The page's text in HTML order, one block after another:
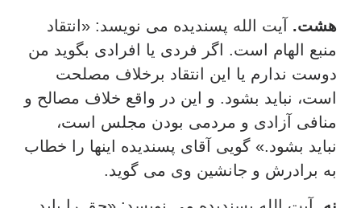
هشت. آیت الله پسندیده می نویسد: «انتقاد
منبع الهام است. اگر فردی یا افرادی بگوید من
دوست ندارم یا این انتقاد برخلاف مصلحت
است، نباید بشود. و این در واقع خلاف مصالح و
منافی آزادی و مردمی بودن مجلس است،
نباید بشود.» گویی آقای پسندیده اینها را خطاب
به برادرش و جانشین وی می گوید.